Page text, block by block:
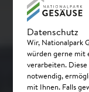
Datenschutz
Wir, Nationalpark
würden gerne mit
verarbeiten.
notwendig,
mit Ihnen. Falls